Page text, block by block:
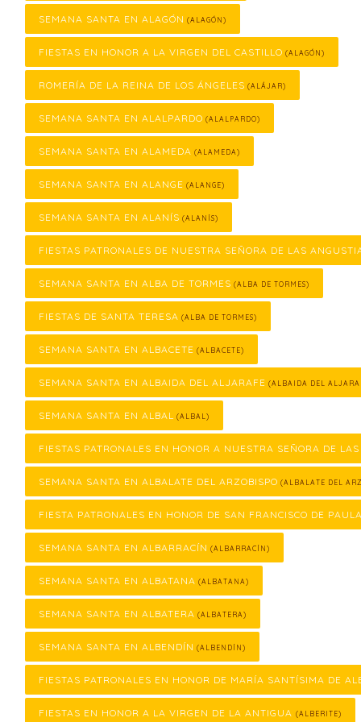
SEMANA SANTA EN ALAGÓN (ALAGÓN)
FIESTAS EN HONOR A LA VIRGEN DEL CASTILLO (ALAGÓN)
ROMERÍA DE LA REINA DE LOS ÁNGELES (ALÁJAR)
SEMANA SANTA EN ALALPARDO (ALALPARDO)
SEMANA SANTA EN ALAMEDA (ALAMEDA)
SEMANA SANTA EN ALANGE (ALANGE)
SEMANA SANTA EN ALANÍS (ALANÍS)
FIESTAS PATRONALES DE NUESTRA SEÑORA DE LAS
SEMANA SANTA EN ALBA DE TORMES (ALBA DE TORMES)
FIESTAS DE SANTA TERESA (ALBA DE TORMES)
SEMANA SANTA EN ALBACETE (ALBACETE)
SEMANA SANTA EN ALBAIDA DEL ALJARAFE (ALBAIDA DEL
SEMANA SANTA EN ALBAL (ALBAL)
FIESTAS PATRONALES EN HONOR A NUESTRA SEÑORA DE
SEMANA SANTA EN ALBALATE DEL ARZOBISPO (ALBALATE DEL
FIESTA PATRONALES EN HONOR DE SAN FRANCISCO DE
SEMANA SANTA EN ALBARRACÍN (ALBARRACÍN)
SEMANA SANTA EN ALBATANA (ALBATANA)
SEMANA SANTA EN ALBATERA (ALBATERA)
SEMANA SANTA EN ALBENDÍN (ALBENDÍN)
FIESTAS PATRONALES EN HONOR DE MARÍA SANTÍSIMA DE
FIESTAS EN HONOR A LA VIRGEN DE LA ANTIGUA (ALBERITE)